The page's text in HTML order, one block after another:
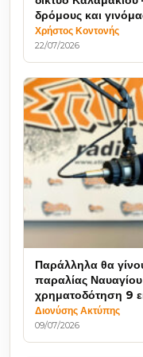
δρόμους και
Χρήστος Κοντονής
22/07/2026
Παράλληλα θα
παραλίας
χρηματοδότηση 9
Διονύσης Ακτύπης
09/07/2026